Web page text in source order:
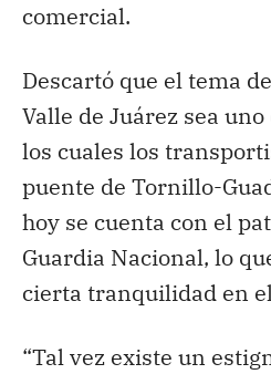
comercial.
Descartó que el tema
Valle de Juárez sea
los cuales los
puente de Tornillo-
hoy se cuenta con el
Guardia Nacional, lo
cierta tranquilidad en
“Tal vez existe un